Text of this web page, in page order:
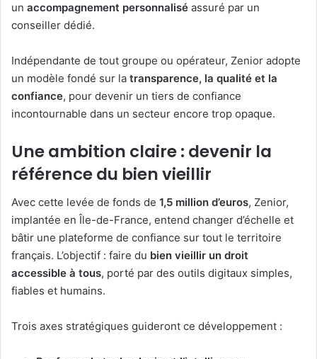
un accompagnement personnalisé assuré par un
conseiller dédié.
Indépendante de tout groupe ou opérateur, Zenior adopte
un modèle fondé sur la transparence, la qualité et la
confiance, pour devenir un tiers de confiance
incontournable dans un secteur encore trop opaque.
Une ambition claire : devenir la
référence du bien vieillir
Avec cette levée de fonds de 1,5 million d’euros, Zenior,
implantée en Île-de-France, entend changer d’échelle et
bâtir une plateforme de confiance sur tout le territoire
français. L’objectif : faire du bien vieillir un droit
accessible à tous, porté par des outils digitaux simples,
fiables et humains.
Trois axes stratégiques guideront ce développement :